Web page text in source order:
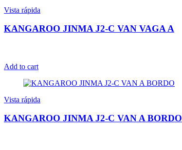
Vista rápida
KANGAROO JINMA J2-C VAN VAGA A
Add to cart
Vista rápida
KANGAROO JINMA J2-C VAN A BORDO